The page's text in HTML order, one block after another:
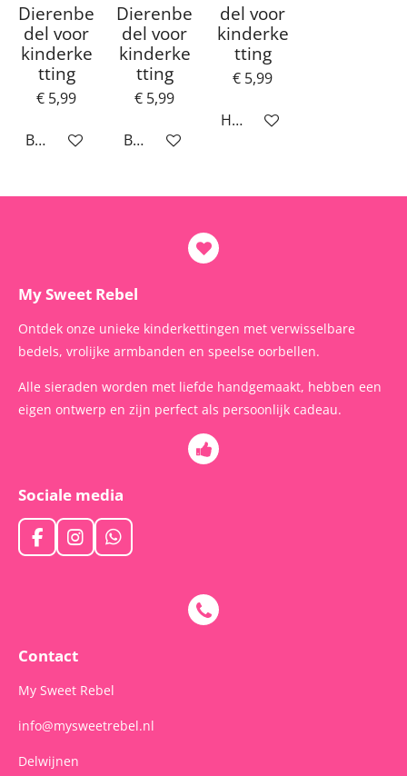
Dierenbe
del voor
kinderke
tting
€ 5,99
Bekijk details
Dierenbe
del voor
kinderke
tting
€ 5,99
Bekijk details
del voor
kinderke
tting
€ 5,99
Houd mij op de hoogte
My Sweet Rebel
Ontdek onze unieke kinderkettingen met verwisselbare
bedels, vrolijke armbanden en speelse oorbellen.
Alle sieraden worden met liefde handgemaakt, hebben een
eigen ontwerp en zijn perfect als persoonlijk cadeau.
Sociale media
F
a
k
I
n
r
a
m
W
h
Contact
My Sweet Rebel
info@mysweetrebel.nl
Delwijnen